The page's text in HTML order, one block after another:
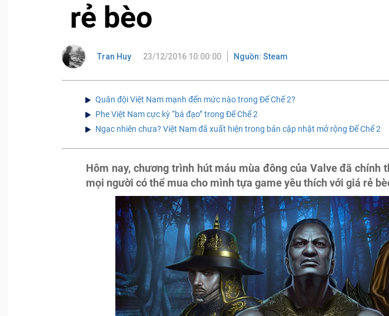
rẻ bèo
Tran Huy 23/12/2016 10:00:00 Nguồn: Steam
Quân đội Việt Nam mạnh đến mức nào trong Đế Chế 2?
Phe Việt Nam cực kỳ “bá đạo” trong Đế Chế 2
Ngạc nhiên chưa? Việt Nam đã xuất hiện trong bản cập nhật mở rộng Đế Chế 2
Hôm nay, chương trình hút máu mùa đông của Valve đã chính
mọi người có thể mua cho mình tựa game yêu thích với giá rẻ